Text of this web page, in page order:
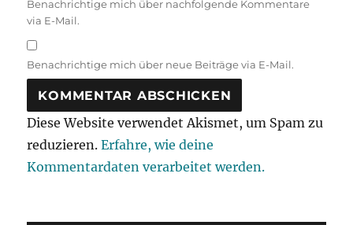
Benachrichtige mich über nachfolgende Kommentare
via E-Mail.
Benachrichtige mich über neue Beiträge via E-Mail.
Diese Website verwendet Akismet, um Spam zu
reduzieren.Erfahre, wie deine
Kommentardaten verarbeitet werden.